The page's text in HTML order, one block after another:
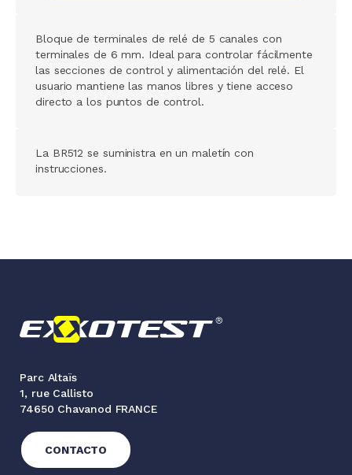
Bloque de terminales de relé de 5 canales con
terminales de 6 mm. Ideal para controlar fácilmente
las secciones de control y alimentación del relé. El
usuario mantiene las manos libres y tiene acceso
directo a los puntos de control.
La BR512 se suministra en un maletín con
instrucciones.
Parc Altaïs
1, rue Callisto
74650 Chavanod FRANCE
CONTACTO